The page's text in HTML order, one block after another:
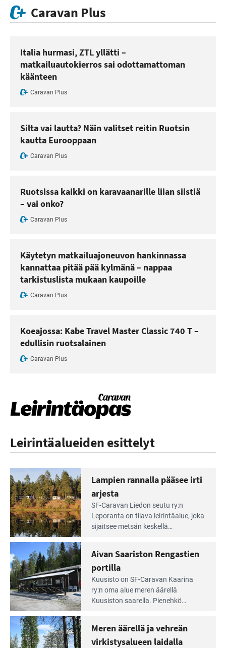
Caravan Plus
Italia hurmasi, ZTL yllätti –
matkailuautokierros sai odottamattoman
käänteen
Caravan Plus
Silta vai lautta? Näin valitset reitin Ruotsin
kautta Eurooppaan
Caravan Plus
Ruotsissa kaikki on karavaanarille liian siistiä
– vai onko?
Caravan Plus
Käytetyn matkailuajoneuvon hankinnassa
kannattaa pitää pää kylmänä – nappaa
tarkistuslista mukaan kaupoille
Caravan Plus
Koeajossa: Kabe Travel Master Classic 740 T –
edullisin ruotsalainen
Caravan Plus
Leirintäalueiden esittelyt
Lue
Leirintäoppaan
artikkeli:
Lampien
rannalla
pääsee
irti
arjesta
Lampien rannalla pääsee irti
arjesta
SF-Caravan Liedon seutu ry:n
Leporanta on tilava leirintäalue, joka
sijaitsee metsän kes­kellä
tarjoaa ympäris­töineen kauniit
maisemat ja loistavat virkistäytymis­
mahdollisuudet.
Lue
Leirintäoppaan
artikkeli:
Aivan
Saariston
Rengastien
portilla
Aivan Saariston Rengastien
portilla
Kuusisto on SF-Caravan Kaarina
ry:n oma alue meren äärellä
Kuusiston saarella. Pie­nehkö
Meren äärellä ja vehreän
virkistysalueen laidalla